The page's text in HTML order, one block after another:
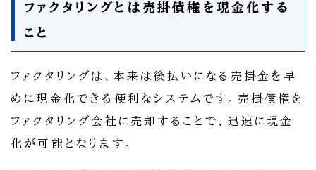
ファクタリングとは売掛債権を現金化する
こと
ファクタリングは、本来は後払いになる売掛金を早
めに現金化できる便利なシステムです。売掛債権を
ファクタリング会社に売却することで、迅速に現金
化が可能となります。